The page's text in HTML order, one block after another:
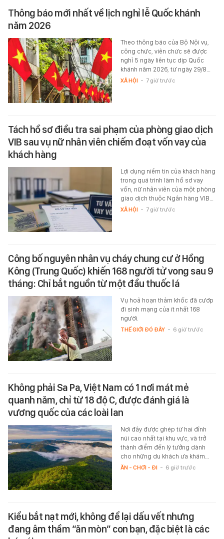
Thông báo mới nhất về lịch nghỉ lễ Quốc khánh
năm 2026
Theo thông báo của Bộ Nội vụ,
công chức, viên chức sẽ được
nghỉ 5 ngày liên tục dịp Quốc
khánh năm 2026, từ ngày 29/8…
XÃ HỘI - 7 giờ trước
Tách hồ sơ điều tra sai phạm của phòng giao dịch
VIB sau vụ nữ nhân viên chiếm đoạt vốn vay của
khách hàng
Lợi dụng niềm tin của khách hàng
trong quá trình làm hồ sơ vay
vốn, nữ nhân viên của một phòng
giao dịch thuộc Ngân hàng VIB…
XÃ HỘI - 7 giờ trước
Công bố nguyên nhân vụ cháy chung cư ở Hồng
Kông (Trung Quốc) khiến 168 người tử vong sau 9
tháng: Chỉ bắt nguồn từ một đầu thuốc lá
Vụ hoả hoạn thảm khốc đã cướp
đi sinh mạng của ít nhất 168
người.
THẾ GIỚI ĐÓ ĐÂY - 6 giờ trước
Không phải Sa Pa, Việt Nam có 1 nơi mát mẻ
quanh năm, chỉ từ 18 độ C, được đánh giá là
vương quốc của các loài lan
Nơi đây được ghép từ hai đỉnh
núi cao nhất tại khu vực, và trở
thành điểm đến lý tưởng dành
cho những du khách ưa khám…
ĂN - CHƠI - ĐI - 6 giờ trước
Kiểu bắt nạt mới, không để lại dấu vết nhưng
đang âm thầm “ăn mòn” con bạn, đặc biệt là các